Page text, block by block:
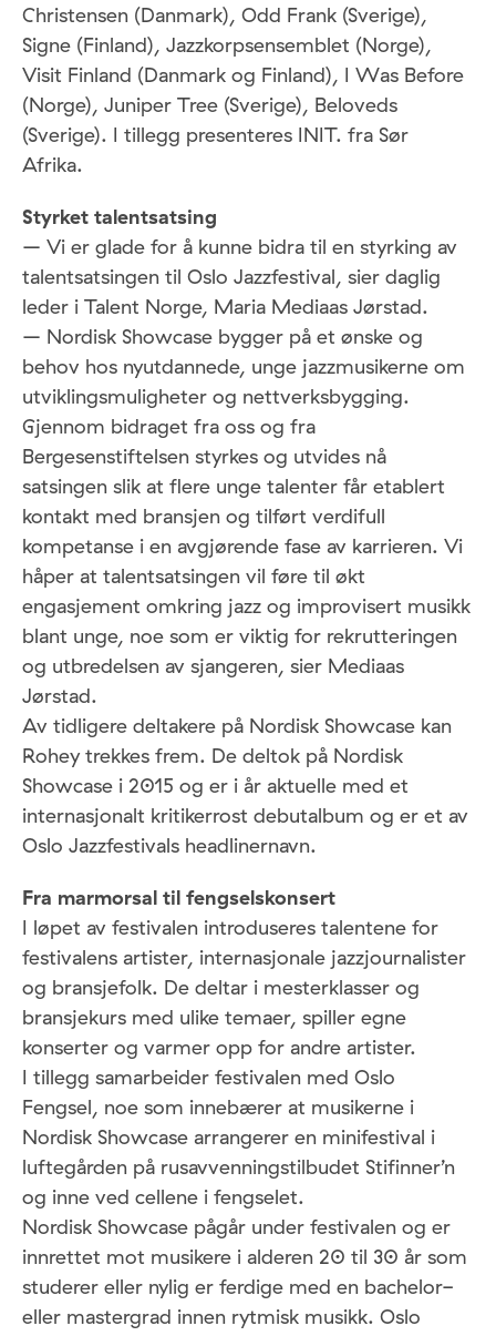
Christensen (Danmark), Odd Frank (Sverige),
Signe (Finland), Jazzkorpsensemblet (Norge),
Visit Finland (Danmark og Finland), I Was Before
(Norge), Juniper Tree (Sverige), Beloveds
(Sverige). I tillegg presenteres INIT. fra Sør
Afrika.
Styrket talentsatsing
– Vi er glade for å kunne bidra til en styrking av
talentsatsingen til Oslo Jazzfestival, sier daglig
leder i Talent Norge, Maria Mediaas Jørstad.
– Nordisk Showcase bygger på et ønske og
behov hos nyutdannede, unge jazzmusikerne om
utviklingsmuligheter og nettverksbygging.
Gjennom bidraget fra oss og fra
Bergesenstiftelsen styrkes og utvides nå
satsingen slik at flere unge talenter får etablert
kontakt med bransjen og tilført verdifull
kompetanse i en avgjørende fase av karrieren. Vi
håper at talentsatsingen vil føre til økt
engasjement omkring jazz og improvisert musikk
blant unge, noe som er viktig for rekrutteringen
og utbredelsen av sjangeren, sier Mediaas
Jørstad.
Av tidligere deltakere på Nordisk Showcase kan
Rohey trekkes frem. De deltok på Nordisk
Showcase i 2015 og er i år aktuelle med et
internasjonalt kritikerrost debutalbum og er et av
Oslo Jazzfestivals headlinernavn.
Fra marmorsal til fengselskonsert
I løpet av festivalen introduseres talentene for
festivalens artister, internasjonale jazzjournalister
og bransjefolk. De deltar i mesterklasser og
bransjekurs med ulike temaer, spiller egne
konserter og varmer opp for andre artister.
I tillegg samarbeider festivalen med Oslo
Fengsel, noe som innebærer at musikerne i
Nordisk Showcase arrangerer en minifestival i
luftegården på rusavvenningstilbudet Stifinner’n
og inne ved cellene i fengselet.
Nordisk Showcase pågår under festivalen og er
innrettet mot musikere i alderen 20 til 30 år som
studerer eller nylig er ferdige med en bachelor-
eller mastergrad innen rytmisk musikk. Oslo